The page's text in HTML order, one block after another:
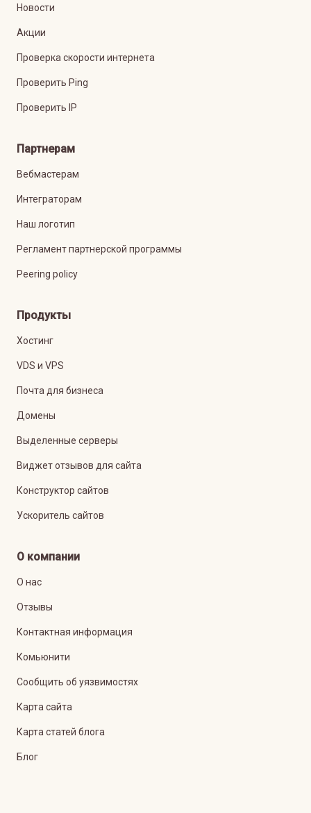
Новости
Акции
Проверка скорости интернета
Проверить Ping
Проверить IP
Партнерам
Вебмастерам
Интеграторам
Наш логотип
Регламент партнерской программы
Peering policy
Продукты
Хостинг
VDS и VPS
Почта для бизнеса
Домены
Выделенные серверы
Виджет отзывов для сайта
Конструктор сайтов
Ускоритель сайтов
О компании
О нас
Отзывы
Контактная информация
Комьюнити
Сообщить об уязвимостях
Карта сайта
Карта статей блога
Блог